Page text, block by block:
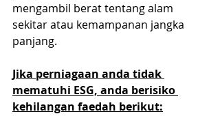
mengambil berat tentang alam
sekitar atau kemampanan jangka
panjang.
Jika perniagaan anda tidak
mematuhi ESG, anda berisiko
kehilangan faedah berikut: